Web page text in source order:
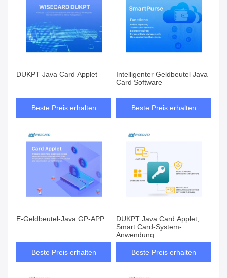
DUKPT Java Card Applet
Beste Preis erhalten
Intelligenter Geldbeutel Java
Card Software
Beste Preis erhalten
E-Geldbeutel-Java GP-APP
Beste Preis erhalten
DUKPT Java Card Applet,
Smart Card-System-
Anwendung
Beste Preis erhalten